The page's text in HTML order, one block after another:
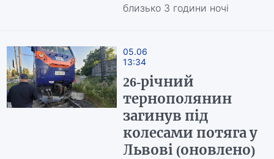
близько 3 години ночі
05.06
13:34
26-річний
тернополянин
загинув під
колесами потяга у
Львові (оновлено)